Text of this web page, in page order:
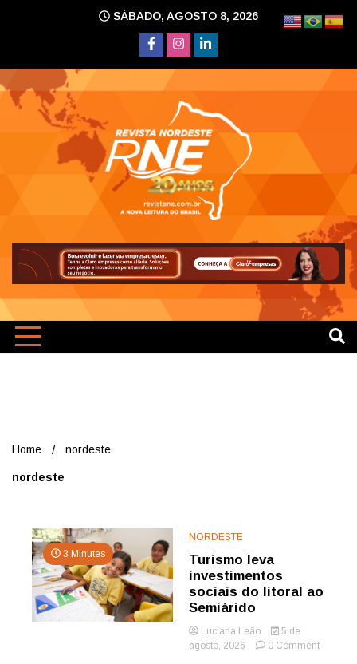
SÁBADO, AGOSTO 8, 2026
Home nordeste
nordeste
3 Minutes
NORDESTE
Turismo leva
investimentos
sociais do litoral ao
Semiárido
Luciana Leão
5 de
agosto, 2026
0 Commenton